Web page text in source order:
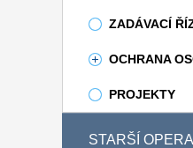
ZADÁVACÍ
OCHRANA
PROJEKTY
STARŠÍ